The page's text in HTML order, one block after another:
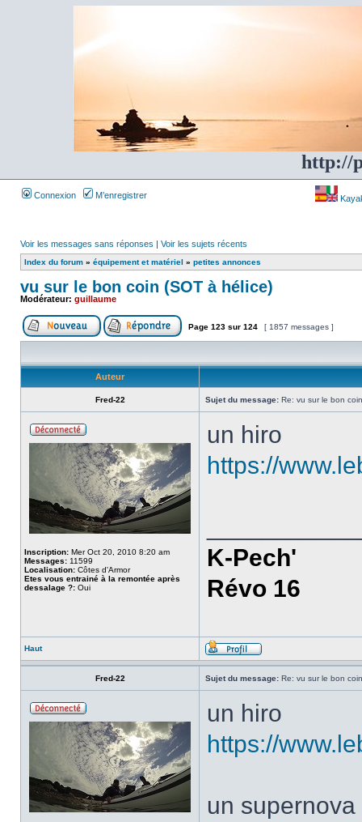
http://
Connexion M’enregistrer
Voir les messages sans réponses | Voir les sujets récents
Index du forum » équipement et matériel » petites annonces
vu sur le bon coin (SOT à hélice)
Modérateur: guillaume
Page 123 sur 124 [ 1857 messages ]
Auteur
Fred-22 Sujet du message: Re: vu sur le bon
Inscription: Mer Oct 20, 2010 8:20 am
Messages: 11599
Localisation: Côtes d'Armor
Etes vous entrainé à la remontée après
dessalage ?: Oui
un hiro
https://
K-Pech'
Révo 16
Haut
Fred-22 Sujet du message: Re: vu sur le bon
un hiro
https://
un